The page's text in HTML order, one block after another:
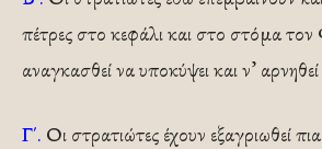
πέτρες στο κεφάλι και στο στόμα τον
αναγκασθεί να υποκύψει και ν’
Γ΄. Οι στρατιώτες έχουν εξαγριωθεί